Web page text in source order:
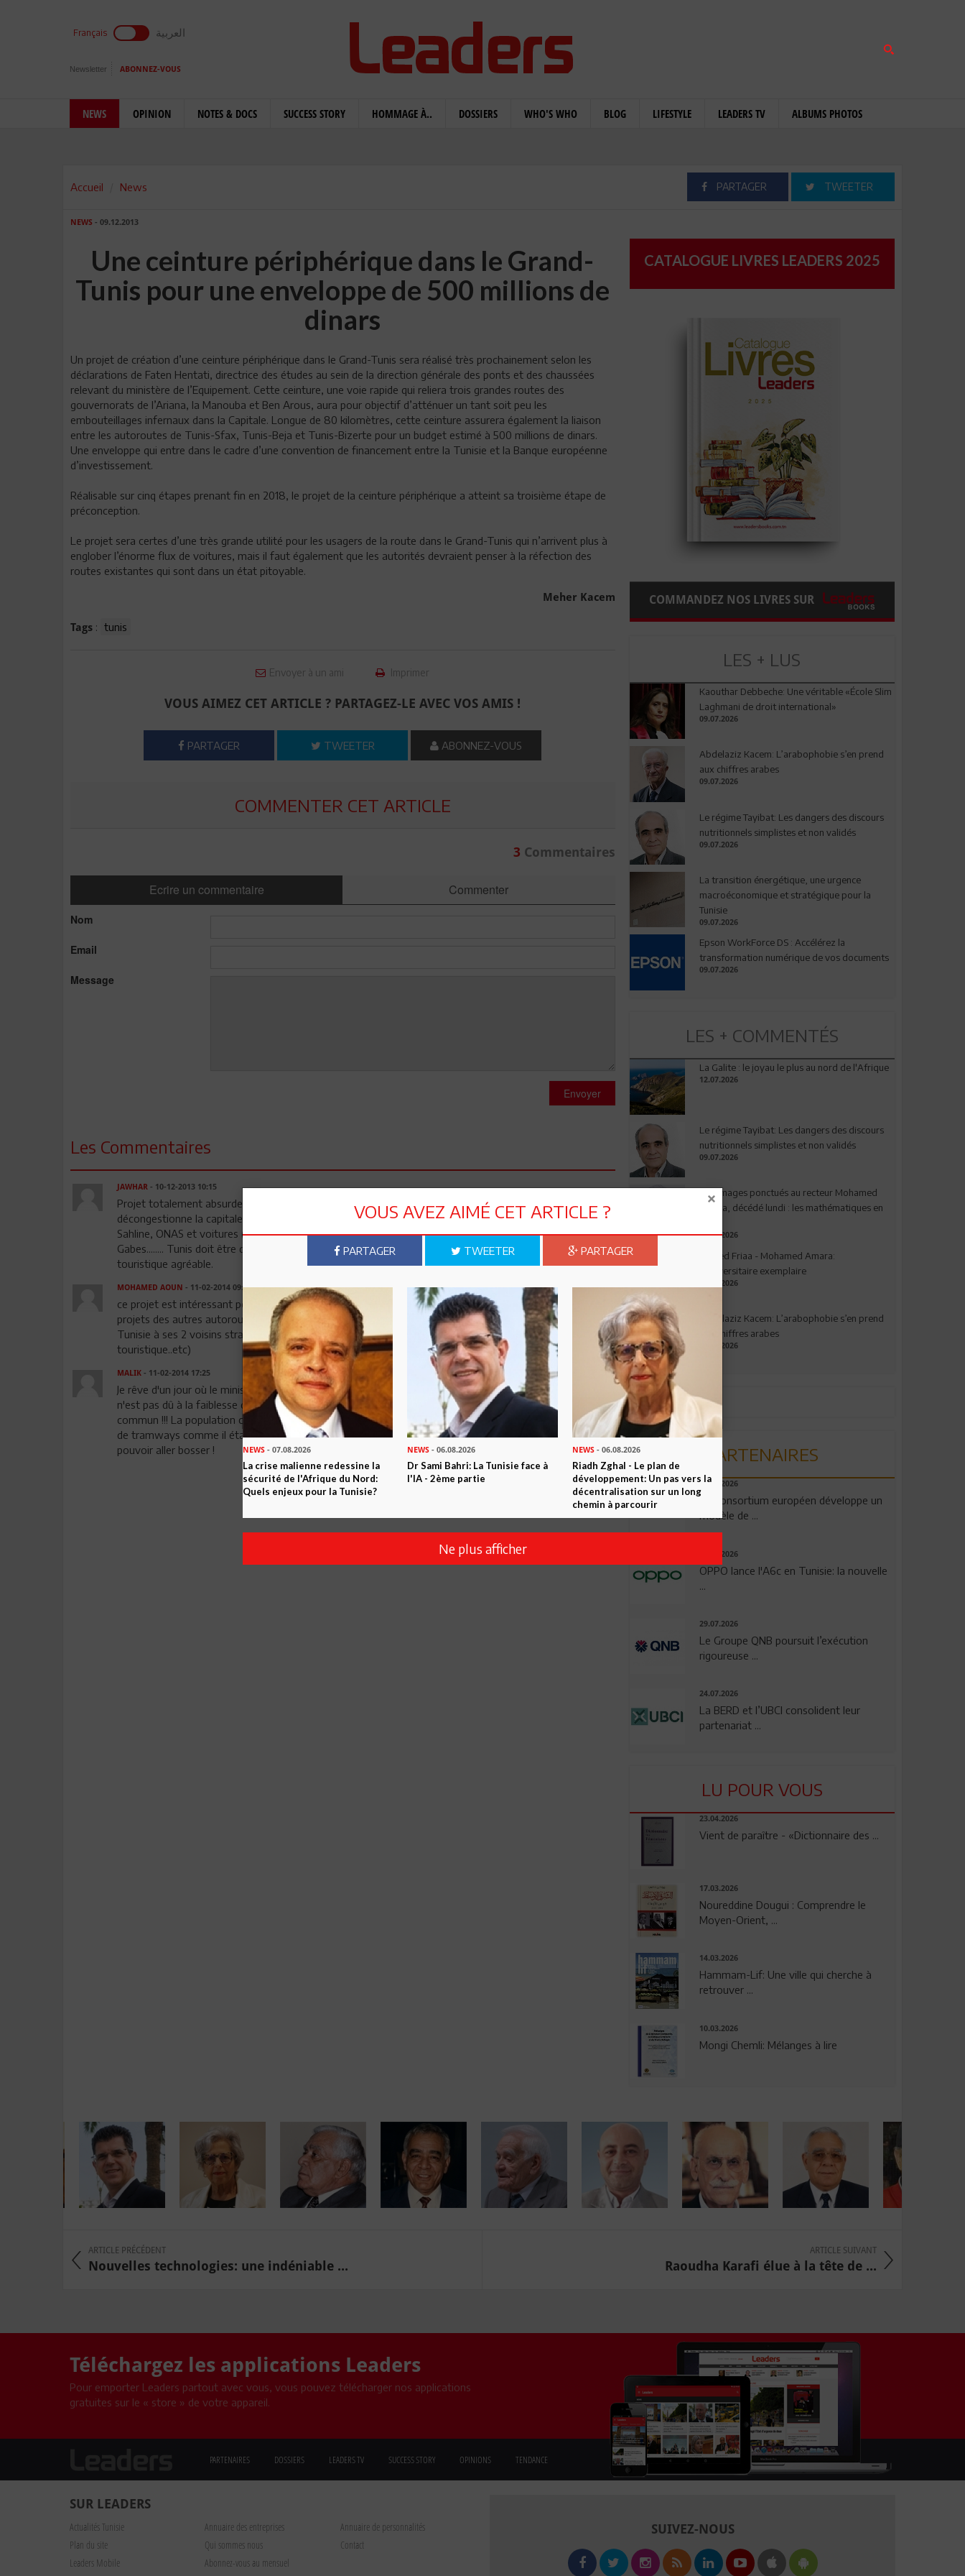
Français العربية
Newsletter ABONNEZ-VOUS
NEWS OPINION NOTES & DOCS SUCCESS STORY HOMMAGE À.. DOSSIERS WHO'S WHO BLOG LIFESTYLE LEADERS TV ALBUMS PHOTOS
Accueil News PARTAGER TWEETER
NEWS - 09.12.2013
Une ceinture périphérique dans le Grand-
Tunis pour une enveloppe de 500 millions de
dinars
Un projet de création d’une ceinture périphérique dans le Grand-Tunis sera réalisé très prochainement selon les
déclarations de Faten Hentati, directrice des études au sein de la direction générale des ponts et des chaussées
relevant du ministère de l’Equipement. Cette ceinture, une voie rapide qui reliera trois grandes routes des
gouvernorats de l’Ariana, la Manouba et Ben Arous, aura pour objectif d’atténuer un tant soit peu les
embouteillages infernaux dans la Capitale. Longue de 80 kilomètres, cette ceinture assurera également la liaison
entre les autoroutes de Tunis-Sfax, Tunis-Beja et Tunis-Bizerte pour un budget estimé à 500 millions de dinars.
Une enveloppe qui entre dans le cadre d’une convention de financement entre la Tunisie et la Banque européenne
d’investissement.
Réalisable sur cinq étapes prenant fin en 2018, le projet de la ceinture périphérique a atteint sa troisième étape de
préconception.
Le projet sera certes d’une très grande utilité pour les usagers de la route dans le Grand-Tunis qui n’arrivent plus à
englober l’énorme flux de voitures, mais il faut également que les autorités devraient penser à la réfection des
routes existantes qui sont dans un état pitoyable.
Meher Kacem
Tags : tunis
Envoyer à un ami Imprimer
VOUS AIMEZ CET ARTICLE ? PARTAGEZ-LE AVEC VOS AMIS !
PARTAGER TWEETER ABONNEZ-VOUS
COMMENTER CET ARTICLE
3 Commentaires
Ecrire un commentaire Commenter
Nom
Email
Message
Envoyer
Les Commentaires
JAWHAR- 10-12-2013 10:15
Projet totalement absurde. Plus de 50% des structures de la capitale seront transférés à l'intérieur ce qui
décongestionne la capitale et anime des villes de l'intérieur moribondes, SNCFT à Kala Sghira, Tunis Air à
Sahline, ONAS et voitures (ennakl, le moteur, ford,toyota....) à Kairouan,artisanat et tourisme à
Gabes........ Tunis doit être décongestionnée, ressortir et embellir ses sites historique et devenir une ville
touristique agréable.
MOHAMED AOUN - 11-02-2014 09:38
ce projet est intéressant pour la capitale,mais actuellement je pense qu'il n'est pas prioritaire devant les
projets des autres autoroutes projetées pour développer l'économie des régions intérieures et relier la
Tunisie à ses 2 voisins stratégiques l'Algérie et la Lybie (échange économique, développement
touristique..etc)
MALIK- 11-02-2014 17:25
Je rêve d'un jour où le ministère de l'équipement comprendra que le problème de sureffectif sur les routes
n'est pas dû à la faiblesse des infrastructures routières mais bien à un problème de transports en
commun !!! La population continuera indéfiniment à augmenter, donc si vous mettez pas de métros ou
de tramways comme il était prévu au Lac, les gens achèteront encore et encore des voitures pour
pouvoir aller bosser !
CATALOGUE LIVRES LEADERS 2025
COMMANDEZ NOS LIVRES SUR
LES + LUS
Kaouthar Debbeche: Une véritable «École Slim
Laghmani de droit international»
09.07.2026
Abdelaziz Kacem: L’arabophobie s’en prend
aux chiffres arabes
09.07.2026
Le régime Tayibat: Les dangers des discours
nutritionnels simplistes et non validés
09.07.2026
La transition énergétique, une urgence
macroéconomique et stratégique pour la
Tunisie
09.07.2026
Epson WorkForce DS : Accélérez la
transformation numérique de vos documents
09.07.2026
LES + COMMENTÉS
La Galite : le joyau le plus au nord de l'Afrique
12.07.2026
Le régime Tayibat: Les dangers des discours
nutritionnels simplistes et non validés
09.07.2026
Hommages ponctués au recteur Mohamed
Amara, décédé lundi : les mathématiques en
03.08.2026
Ahmed Friaa - Mohamed Amara:
l’Universitaire exemplaire
04.08.2026
Abdelaziz Kacem: L’arabophobie s’en prend
aux chiffres arabes
09.07.2026
PARTENAIRES
06.08.2026
Un consortium européen développe un
modèle de ...
04.08.2026
OPPO lance l'A6c en Tunisie: la nouvelle
...
29.07.2026
Le Groupe QNB poursuit l’exécution
rigoureuse ...
24.07.2026
La BERD et l’UBCI consolident leur
partenariat ...
LU POUR VOUS
23.04.2026
Vient de paraître - «Dictionnaire des ...
17.03.2026
Noureddine Dougui : Comprendre le
Moyen-Orient, ...
14.03.2026
Hammam-Lif: Une ville qui cherche à
retrouver ...
10.03.2026
Mongi Chemli: Mélanges à lire
ARTICLE PRÉCÉDENT
Nouvelles technologies: une indéniable ...
ARTICLE SUIVANT
Raoudha Karafi élue à la tête de ...
Téléchargez les applications Leaders
Pour emporter Leaders partout avec vous, vous pouvez télécharger nos applications
gratuites sur le « store » de votre appareil.
PARTENAIRES DOSSIERS LEADERS TV SUCCESS STORY OPINIONS TENDANCE
SUR LEADERS
Actualités Tunisie Annuaire des entreprises
Annuaire de personnalités
Plan du site
Qui sommes nous
Contact
Leaders Mobile
Abonnez-vous au mensuel
SUIVEZ-NOUS
VOUS AVEZ AIMÉ CET ARTICLE ?
PARTAGER TWEETER PARTAGER
NEWS - 07.08.2026
La crise malienne redessine la
sécurité de l'Afrique du Nord:
Quels enjeux pour la Tunisie?
NEWS - 06.08.2026
Dr Sami Bahri: La Tunisie face à
l'IA - 2ème partie
NEWS- 06.08.2026
Riadh Zghal - Le plan de
développement: Un pas vers la
décentralisation sur un long
chemin à parcourir
Ne plus afficher